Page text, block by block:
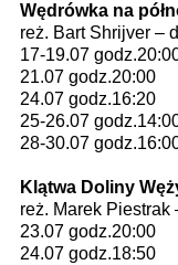
Wędrówka na
reż. Bart Shrijver –
17-19.07
21.07 godz.20:00
24.07 godz.16:20
25-26.07
28-30.07
Klątwa Doliny
reż. Marek Piestrak
23.07 godz.20:00
24.07 godz.18:50